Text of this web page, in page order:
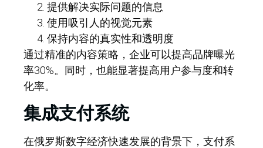
提供解决实际问题的信息
使用吸引人的视觉元素
保持内容的真实性和透明度
通过精准的内容策略，企业可以提高品牌曝光
率30%。同时，也能显著提高用户参与度和转
化率。
集成支付系统
在俄罗斯数字经济快速发展的背景下，支付系